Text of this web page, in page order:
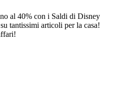
al 40% con i Saldi di Disney
tantissimi articoli per la casa!